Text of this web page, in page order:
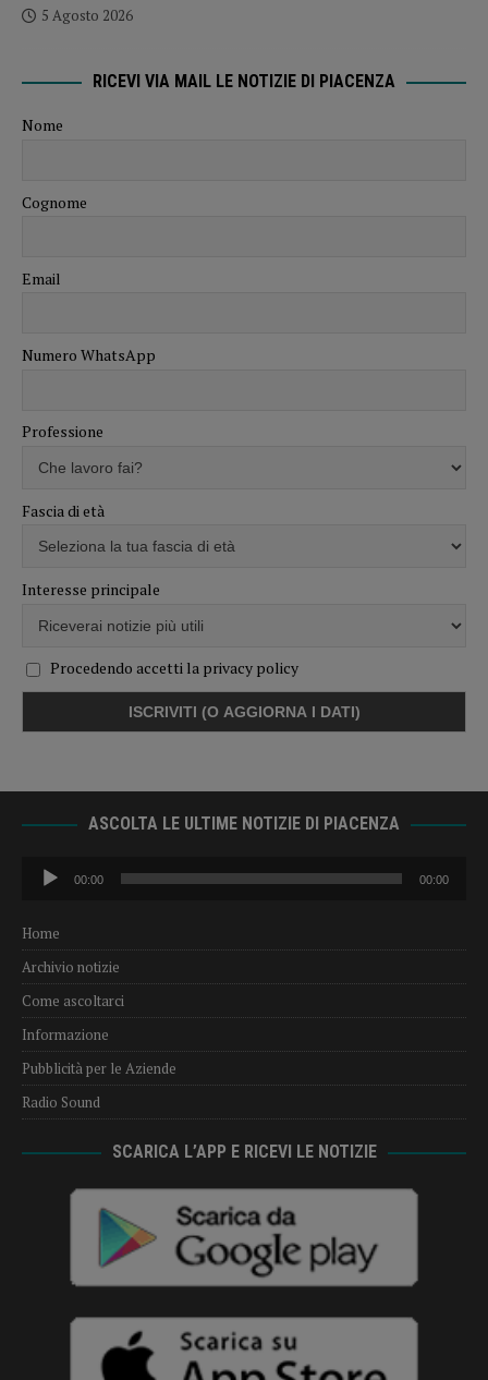
5 Agosto 2026
RICEVI VIA MAIL LE NOTIZIE DI PIACENZA
Nome
Cognome
Email
Numero WhatsApp
Professione
Fascia di età
Interesse principale
Procedendo accetti la privacy policy
ASCOLTA LE ULTIME NOTIZIE DI PIACENZA
Audio
Player
00:00 00:00
Home
Archivio notizie
Come ascoltarci
Informazione
Pubblicità per le Aziende
Radio Sound
SCARICA L’APP E RICEVI LE NOTIZIE